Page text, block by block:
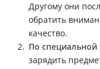
Другому они
обратить
качество.
По специальной
зарядить